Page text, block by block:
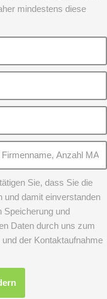
mindestens diese
Sie, dass Sie die
und damit einverstanden
Speicherung und
Daten durch uns zum
der Kontaktaufnahme